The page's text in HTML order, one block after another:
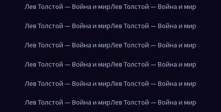
Лев Толстой — Война и мирЛев Толстой — Война и мир
Лев Толстой — Война и мирЛев Толстой — Война и мир
Лев Толстой — Война и мирЛев Толстой — Война и мир
Лев Толстой — Война и мирЛев Толстой — Война и мир
Лев Толстой — Война и мирЛев Толстой — Война и мир
Лев Толстой — Война и мирЛев Толстой — Война и мир